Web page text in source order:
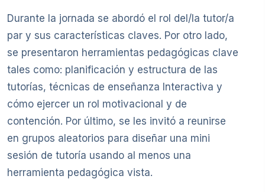
Durante la jornada se abordó el rol del/la tutor/a
par y sus características claves. Por otro lado,
se presentaron herramientas pedagógicas clave
tales como: planificación y estructura de las
tutorías, técnicas de enseñanza Interactiva y
cómo ejercer un rol motivacional y de
contención. Por último, se les invitó a reunirse
en grupos aleatorios para diseñar una mini
sesión de tutoría usando al menos una
herramienta pedagógica vista.